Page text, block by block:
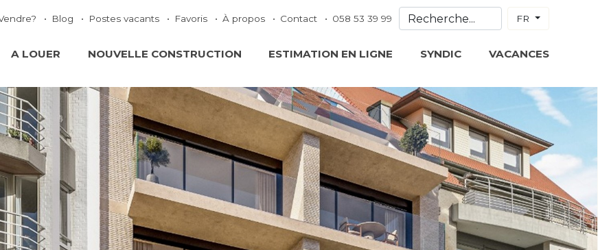
Blog Postes vacants Favoris À propos Contact 058 53 39 99 FR
A LOUER NOUVELLE CONSTRUCTION ESTIMATION EN LIGNE SYNDIC VACANCES